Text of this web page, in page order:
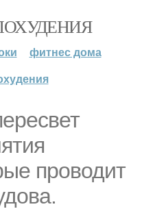
фитнес дома
проводит